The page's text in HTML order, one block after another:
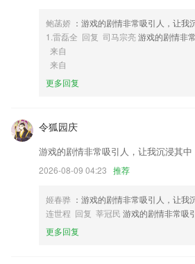
5,有趣课堂/提分方法/学习技巧/考前减压
6,北上广深杭，首单寄件免10元，未按时揽收
加拿大pc蛋蛋预测网网站软件优势
2.·学习的状态以及效果不同，老师会给定的教
3.喜欢这款软件的朋友们随时进行安装和下载
4.高考志愿填报分析过程中，分析院校历年高
环节。优志愿将历7年分数换算后再筛选叠加
6.各所高校的报录比，历年的分数线。随时随
鲍菡娇 ：游戏的剧情非常吸引人，让我
1.雷磊全 回复 司马宗亮游戏的剧情非
来自
来自
更多回复
令狐园庆
游戏的剧情非常吸引人，让我沉浸其中
2026-08-09 04:23 推荐
姬春骅 ：游戏的剧情非常吸引人，让我
连世程 回复 莘冠民 游戏的剧情非常吸
更多回复